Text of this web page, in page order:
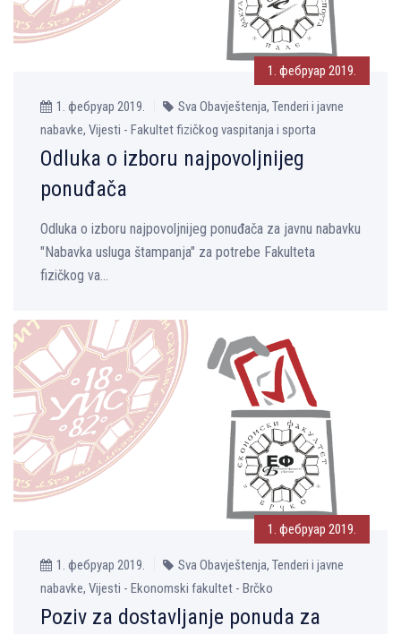
1. фебруар 2019.
1. фебруар 2019.
Sva Obavještenja, Tenderi i javne
nabavke, Vijesti - Fakultet fizičkog vaspitanja i sporta
Odluka o izboru najpovoljnijeg
ponuđača
Odluka o izboru najpovoljnijeg ponuđača za javnu nabavku
"Nabavka usluga štampanja" za potrebe Fakulteta
fizičkog va...
1. фебруар 2019.
1. фебруар 2019.
Sva Obavještenja, Tenderi i javne
nabavke, Vijesti - Ekonomski fakultet - Brčko
Poziv za dostavljanje ponuda za